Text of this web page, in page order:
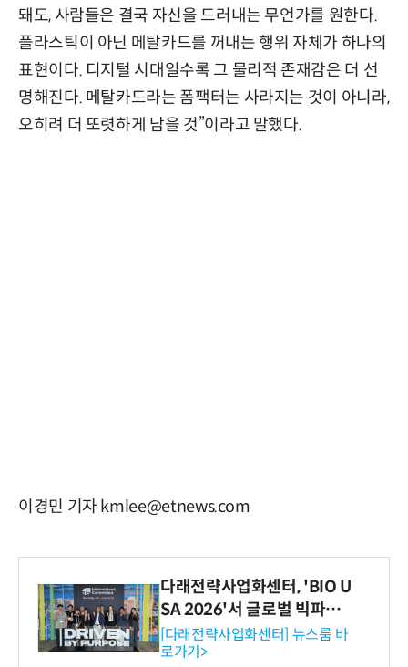
돼도, 사람들은 결국 자신을 드러내는 무언가를 원한다.
플라스틱이 아닌 메탈카드를 꺼내는 행위 자체가 하나의
표현이다. 디지털 시대일수록 그 물리적 존재감은 더 선
명해진다. 메탈카드라는 폼팩터는 사라지는 것이 아니라,
오히려 더 또렷하게 남을 것”이라고 말했다.
이경민 기자 kmlee@etnews.com
다래전략사업화센터, 'BIO U
SA 2026'서 글로벌 빅파마
와의 비즈니스 미팅 지원…K
-바이오 해외 진출 교두보 확
[다래전략사업화센터] 뉴스룸 바
로가기>